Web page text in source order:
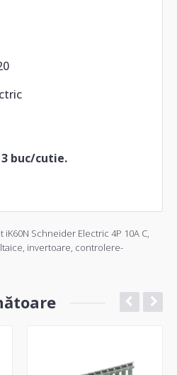
buc/cutie.
Schneider Electric 4P 10A C
invertoare controlere-